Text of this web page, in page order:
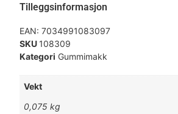
Tilleggsinformasjon
EAN:7034991083097
SKU 108309
Kategori Gummimakk
Vekt
0,075 kg